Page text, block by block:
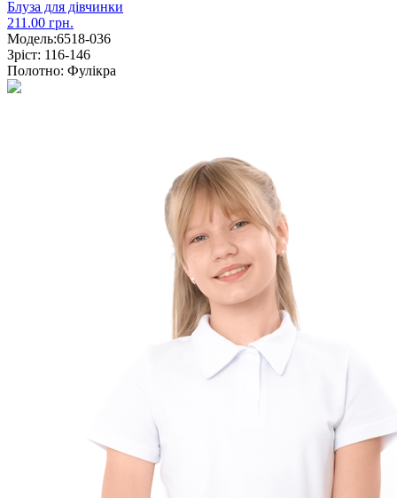
Блуза для дівчинки
211.00 грн.
Модель:6518-036
Зріст: 116-146
Полотно: Фулікра